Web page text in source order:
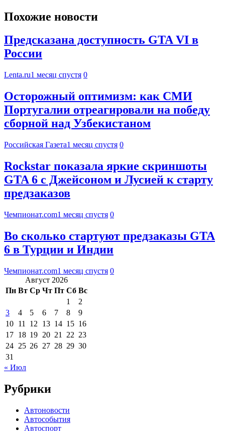
Похожие новости
Предсказана доступность GTA VI в
России
Lenta.ru1 месяц спустя 0
Осторожный оптимизм: как СМИ
Португалии отреагировали на победу
сборной над Узбекистаном
Российская Газета1 месяц спустя 0
Rockstar показала яркие скриншоты
GTA 6 с Джейсоном и Лусией к старту
предзаказов
Чемпионат.com1 месяц спустя 0
Во сколько стартуют предзаказы GTA
6 в Турции и Индии
Чемпионат.com1 месяц спустя 0
Август 2026
Пн Вт Ср Чт Пт Сб Вс
1
2
3
4 5 6 7 8
9
10 11 12 13 14 15 16
17 18 19 20 21 22 23
24 25 26 27 28 29 30
31
« Июл
Рубрики
Автоновости
Автособытия
Автоспорт